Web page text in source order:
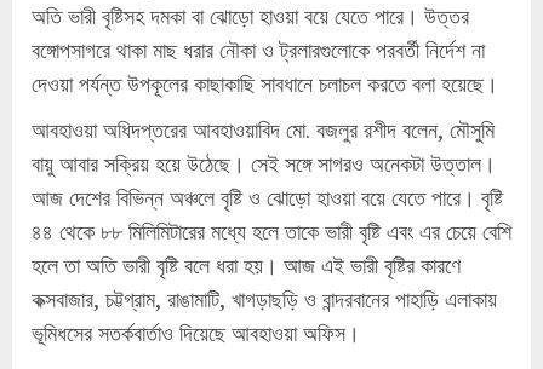
অতি ভারী বৃষ্টিসহ দমকা বা ঝোড়ো হাওয়া বয়ে যেতে পারে। উত্তর
বঙ্গোপসাগরে থাকা মাছ ধরার নৌকা ও ট্রলারগুলোকে পরবর্তী নির্দেশ না
দেওয়া পর্যন্ত উপকূলের কাছাকাছি সাবধানে চলাচল করতে বলা হয়েছে।
আবহাওয়া অধিদপ্তরের আবহাওয়াবিদ মো. বজলুর রশীদ বলেন, মৌসুমি
বায়ু আবার সক্রিয় হয়ে উঠেছে। সেই সঙ্গে সাগরও অনেকটা উত্তাল।
আজ দেশের বিভিন্ন অঞ্চলে বৃষ্টি ও ঝোড়ো হাওয়া বয়ে যেতে পারে। বৃষ্টি
৪৪ থেকে ৮৮ মিলিমিটারের মধ্যে হলে তাকে ভারী বৃষ্টি এবং এর চেয়ে বেশি
হলে তা অতি ভারী বৃষ্টি বলে ধরা হয়। আজ এই ভারী বৃষ্টির কারণে
কক্সবাজার, চট্টগ্রাম, রাঙামাটি, খাগড়াছড়ি ও বান্দরবানের পাহাড়ি এলাকায়
ভূমিধসের সতর্কবার্তাও দিয়েছে আবহাওয়া অফিস।